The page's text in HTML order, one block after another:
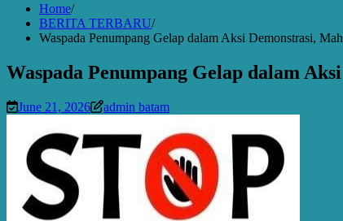
Home
BERITA TERBARU
Waspada Penumpang Gelap dalam Aksi Demonstrasi,
Waspada Penumpang Gelap dalam
June 21, 2026 admin batam